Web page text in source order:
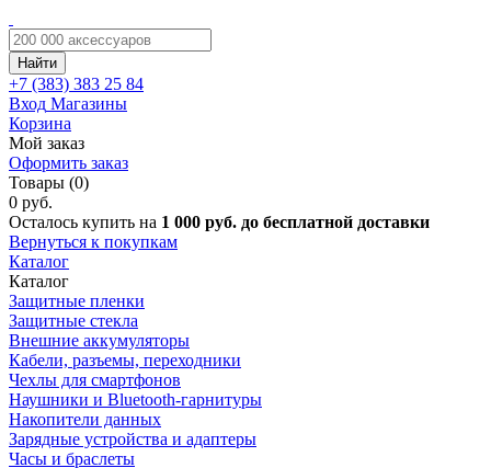
Найти
+7 (383) 383 25 84
Вход Магазины
Корзина
Мой заказ
Оформить заказ
Товары (0)
0 руб.
Осталось купить на 1 000 руб. до бесплатной доставки
Вернуться к покупкам
Каталог
Каталог
Защитные пленки
Защитные стекла
Внешние аккумуляторы
Кабели, разъемы, переходники
Чехлы для смартфонов
Наушники и Bluetooth-гарнитуры
Накопители данных
Зарядные устройства и адаптеры
Часы и браслеты